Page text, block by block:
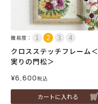
難易度：
クロスステッチフレーム＜
実りの門松＞
¥6,600税込
カートに入れる